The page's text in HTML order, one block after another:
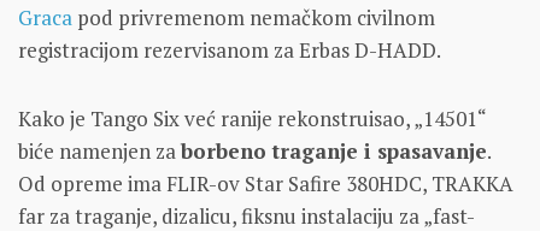
Graca pod privremenom nemačkom civilnom
registracijom rezervisanom za Erbas D-HADD.
Kako je Tango Six već ranije rekonstruisao, „14501“
biće namenjen zaborbeno traganje i spasavanje.
Od opreme ima FLIR-ov Star Safire 380HDC, TRAKKA
far za traganje, dizalicu, fiksnu instalaciju za „fast-